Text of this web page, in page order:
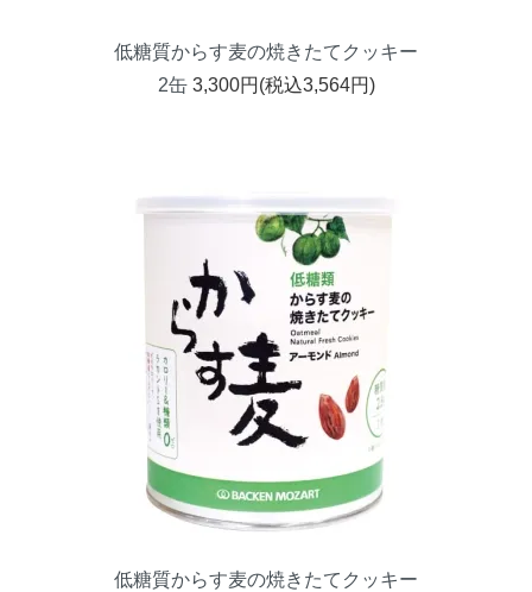
低糖質からす麦の焼きたてクッキー
2缶3,300円(税込3,564円)
低糖質からす麦の焼きたてクッキー